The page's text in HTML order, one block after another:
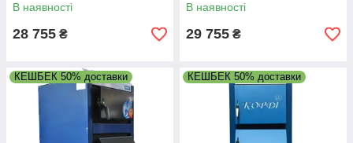
В наявності
28 755 ₴
В наявності
29 755 ₴
КЕШБЕК 50% доставки КЕШБЕК 50% доставки